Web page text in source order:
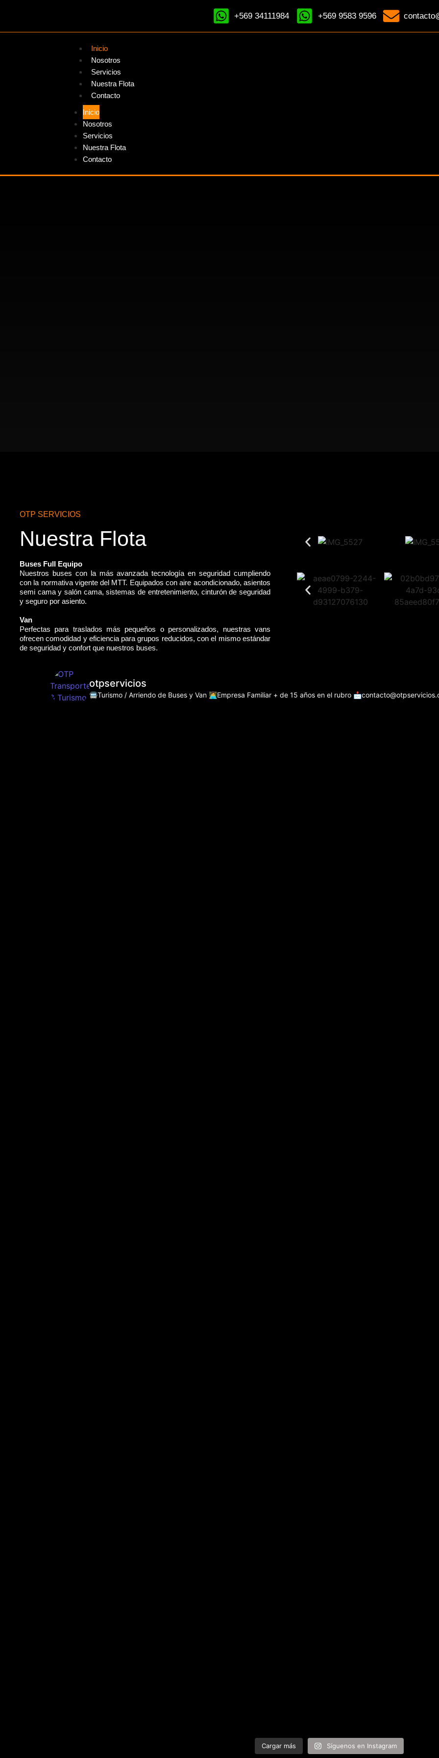
+569 34111984 +569 9583 9596
Inicio
Nosotros
Servicios
Nuestra Flota
Contacto
Inicio
Nosotros
Servicios
Nuestra Flota
Contacto
OTP SERVICIOS
Nuestra Flota
Buses Full Equipo
Nuestros buses con la más avanzada tecnología en seguridad cumpliendo
con la normativa vigente del MTT. Equipados con aire acondicionado, asientos
semi cama y salón cama, sistemas de entretenimiento, cinturón de seguridad
y seguro por asiento.
Van
Perfectas para traslados más pequeños o personalizados, nuestras vans
ofrecen comodidad y eficiencia para grupos reducidos, con el mismo estándar
de seguridad y confort que nuestros buses.
otpservicios
🚍Turismo / Arriendo de Buses y Van 👩‍💻Empresa Familiar + de 15 años en el rubro
Cargar más Síguenos en Instagram